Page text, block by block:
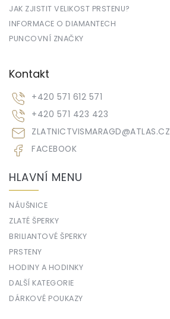
JAK ZJISTIT VELIKOST PRSTENU?
INFORMACE O DIAMANTECH
PUNCOVNÍ ZNAČKY
Kontakt
ZLATNICTVISMARAGD@ATLAS.CZ
+420 571 612 571
+420 571 423 423
FACEBOOK
HLAVNÍ MENU
NÁUŠNICE
ZLATÉ ŠPERKY
BRILIANTOVÉ ŠPERKY
PRSTENY
HODINY A HODINKY
DALŠÍ KATEGORIE
DÁRKOVÉ POUKAZY